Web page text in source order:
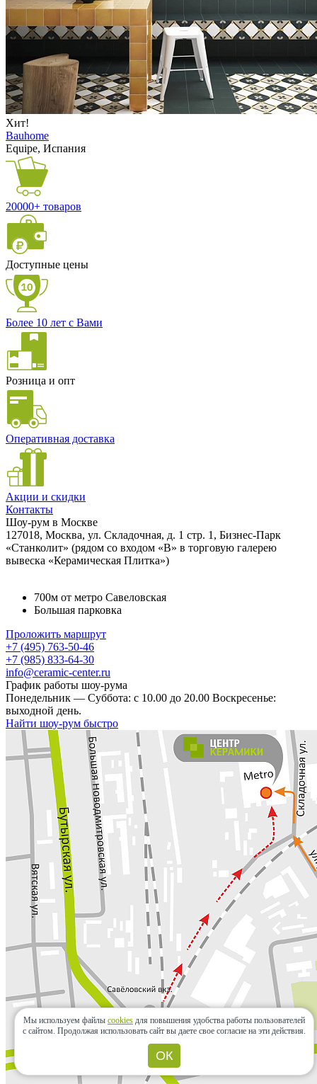
Хит!
Bauhome
Equipe, Испания
20000+ товаров
Доступные цены
Более 10 лет с Вами
Розница и опт
Оперативная доставка
Акции и скидки
Контакты
Шоу-рум в Москве
127018, Москва, ул. Складочная, д. 1 стр. 1, Бизнес-Парк
«Станколит» (рядом со входом «B» в торговую галерею
вывеска «Керамическая Плитка»)
700м от метро Савеловская
Большая парковка
Проложить маршрут
+7 (495) 763-50-46
+7 (985) 833-64-30
info@ceramic-center.ru
График работы шоу-рума
Понедельник — Суббота: с 10.00 до 20.00 Воскресенье:
выходной день.
Найти шоу-рум быстро
Мы используем файлы cookies для повышения удобства работы пользователей
с сайтом. Продолжая использовать сайт вы даете свое согласие на эти действия.
ОК